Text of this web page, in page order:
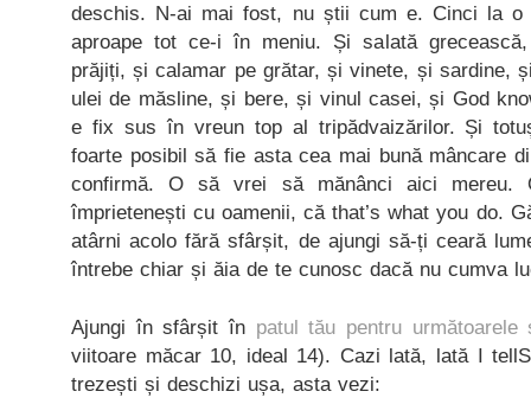
deschis. N-ai mai fost, nu știi cum e. Cinci la o
aproape tot ce-i în meniu. Și salată
prăjiți, și calamar pe grătar, și vinete, și sardine,
ulei de măsline, și bere, și vinul casei, și God
e fix sus în vreun top al tripădvaizărilor. Și
foarte posibil să fie asta cea mai bună mâncare
confirmă. O să vrei să mănânci aici
împrietenești cu oamenii, că that’s what you do.
atârni acolo fără sfârșit, de ajungi să-ți ceară
întrebe chiar și ăia de te cunosc dacă nu cumva
Ajungi în sfârșit în patul tău pentru următoarele
viitoare măcar 10, ideal 14). Cazi lată, lată I
trezești și deschizi ușa, asta vezi: